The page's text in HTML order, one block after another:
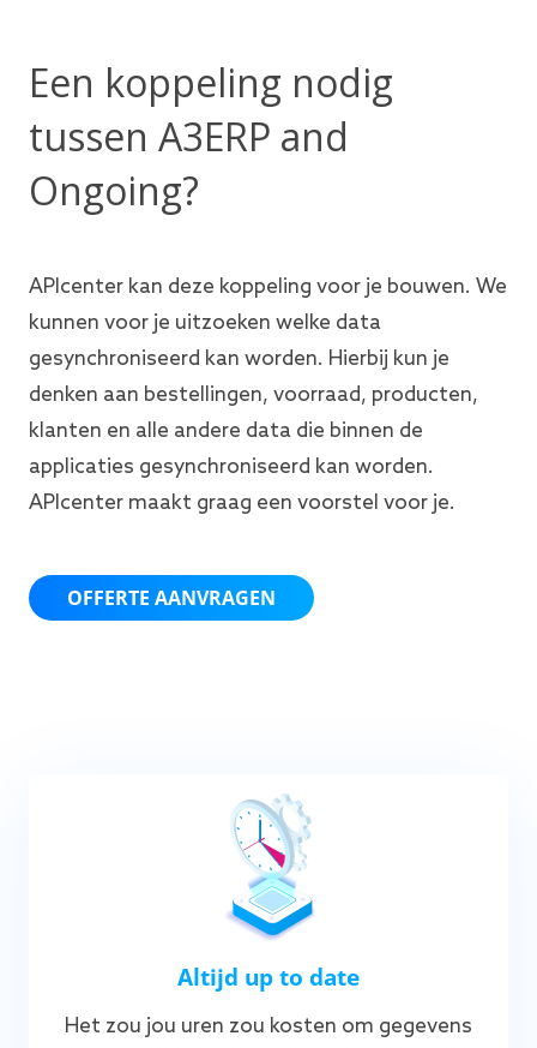
Een koppeling nodig
tussen A3ERP and
Ongoing?
APIcenter kan deze koppeling voor je bouwen. We
kunnen voor je uitzoeken welke data
gesynchroniseerd kan worden. Hierbij kun je
denken aan bestellingen, voorraad, producten,
klanten en alle andere data die binnen de
applicaties gesynchroniseerd kan worden.
APIcenter maakt graag een voorstel voor je.
OFFERTE AANVRAGEN
Altijd up to date
Het zou jou uren zou kosten om gegevens